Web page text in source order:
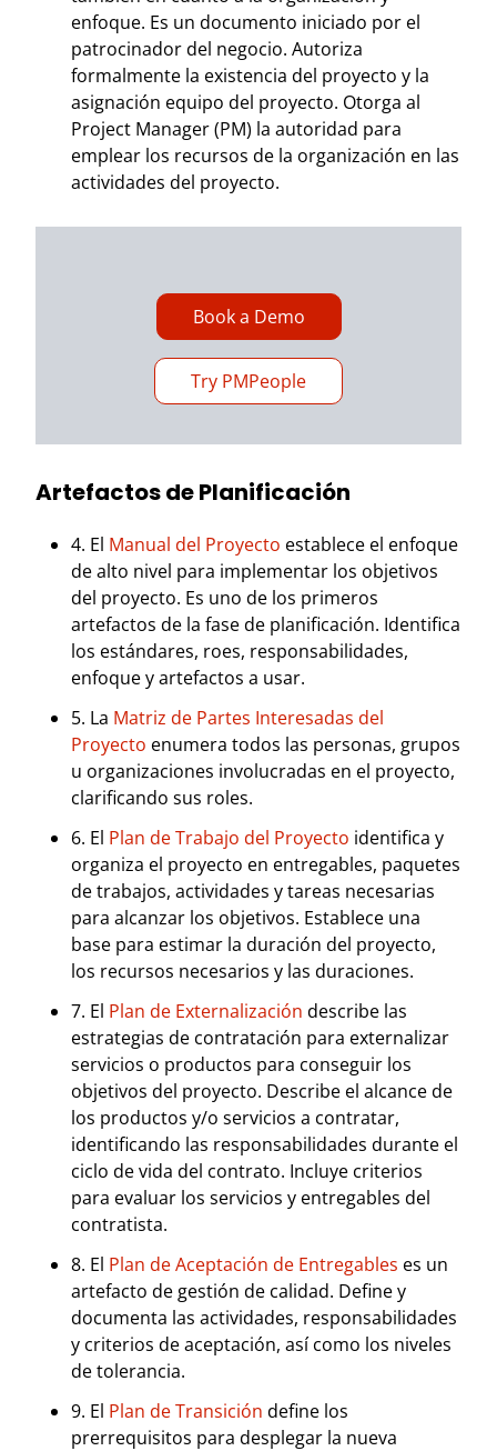
enfoque. Es un documento iniciado por el
patrocinador del negocio. Autoriza
formalmente la existencia del proyecto y la
asignación equipo del proyecto. Otorga al
Project Manager (PM) la autoridad para
emplear los recursos de la organización en las
actividades del proyecto.
Book a Demo
Try PMPeople
Artefactos de Planificación
4. El Manual del Proyecto establece el enfoque
de alto nivel para implementar los objetivos
del proyecto. Es uno de los primeros
artefactos de la fase de planificación. Identifica
los estándares, roes, responsabilidades,
enfoque y artefactos a usar.
5. La Matriz de Partes Interesadas del
Proyecto enumera todos las personas, grupos
u organizaciones involucradas en el proyecto,
clarificando sus roles.
6. El Plan de Trabajo del Proyecto identifica y
organiza el proyecto en entregables, paquetes
de trabajos, actividades y tareas necesarias
para alcanzar los objetivos. Establece una
base para estimar la duración del proyecto,
los recursos necesarios y las duraciones.
7. El Plan de Externalización describe las
estrategias de contratación para externalizar
servicios o productos para conseguir los
objetivos del proyecto. Describe el alcance de
los productos y/o servicios a contratar,
identificando las responsabilidades durante el
ciclo de vida del contrato. Incluye criterios
para evaluar los servicios y entregables del
contratista.
8. El Plan de Aceptación de Entregables es un
artefacto de gestión de calidad. Define y
documenta las actividades, responsabilidades
y criterios de aceptación, así como los niveles
de tolerancia.
9. El Plan de Transición define los
prerrequisitos para desplegar la nueva